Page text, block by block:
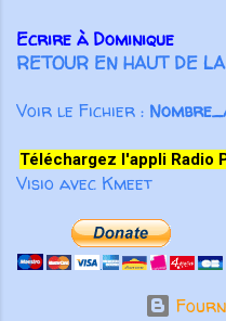
Ecrire à Dominique
RETOUR EN HAUT DE
Voir le Fichier :
Téléchargez l'appli Radio
Visio avec Kmeet